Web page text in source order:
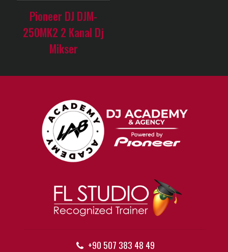
Pioneer DJ DJM-
250MK2 2 Kanal Dj
Mikser
+90 507 383 48 49